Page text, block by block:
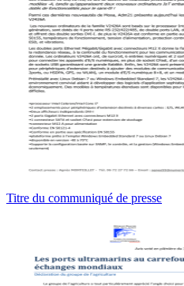
Titre du communiqué de presse